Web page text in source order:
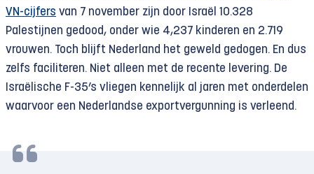
VN-cijfers van 7 november zijn door Israël 10.328
Palestijnen gedood, onder wie 4,237 kinderen en 2.719
vrouwen. Toch blijft Nederland het geweld gedogen. En dus
zelfs faciliteren. Niet alleen met de recente levering. De
Israëlische F-35’s vliegen kennelijk al jaren met onderdelen
waarvoor een Nederlandse exportvergunning is verleend.